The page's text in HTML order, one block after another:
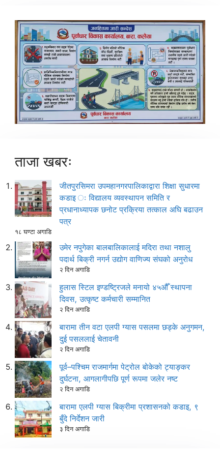
ताजा खबरः
जीतपुरसिमरा उपमहानगरपालिकाद्वारा शिक्षा सुधारमा
कडाइ ः विद्यालय व्यवस्थापन समिति र
प्रधानाध्यापक छनोट प्रक्रिया तत्काल अघि बढाउन
पत्र
१८ घण्टा अगाडि
उमेर नपुगेका बालबालिकालाई मदिरा तथा नशालु
पदार्थ बिक्री नगर्न उद्योग वाणिज्य संघको अनुरोध
२ दिन अगाडि
हुलास स्टिल इण्डष्ट्रिजले मनायो ४५औँ स्थापना
दिवस, उत्कृष्ट कर्मचारी सम्मानित
२ दिन अगाडि
बारामा तीन वटा एलपी ग्यास पसलमा छड्के अनुगमन,
दुई पसललाई चेतावनी
२ दिन अगाडि
पूर्व–पश्चिम राजमार्गमा पेट्रोल बोकेको ट्याङ्कर
दुर्घटना, आगलागीपछि पूर्ण रूपमा जलेर नष्ट
२ दिन अगाडि
बारामा एलपी ग्यास बिक्रीमा प्रशासनको कडाइ, ९
बुँदे निर्देशन जारी
३ दिन अगाडि